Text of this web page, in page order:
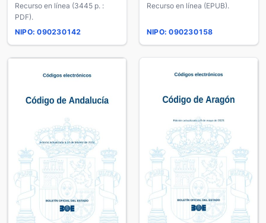
Recurso en línea (3445 p. :
PDF).
NIPO: 090230142
Recurso en línea (EPUB).
NIPO: 090230158